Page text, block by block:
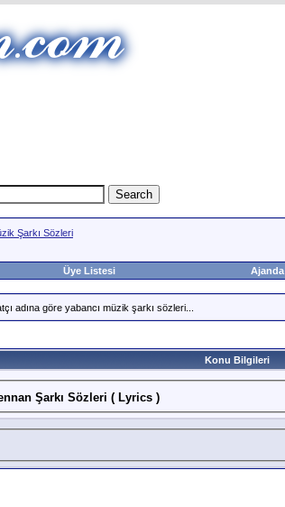
Şarkı Sözleri
Üye Listesi Ajanda
adına göre yabancı müzik şarkı sözleri...
Konu Bilgileri
Şarkı Sözleri ( Lyrics )